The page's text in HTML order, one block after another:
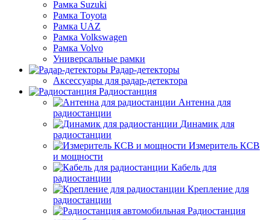
Рамка Suzuki
Рамка Toyota
Рамка UAZ
Рамка Volkswagen
Рамка Volvo
Универсальные рамки
Радар-детекторы
Аксессуары для радар-детектора
Радиостанция
Антенна для
радиостанции
Динамик для
радиостанции
Измеритель КСВ
и мощности
Кабель для
радиостанции
Крепление для
радиостанции
Радиостанция